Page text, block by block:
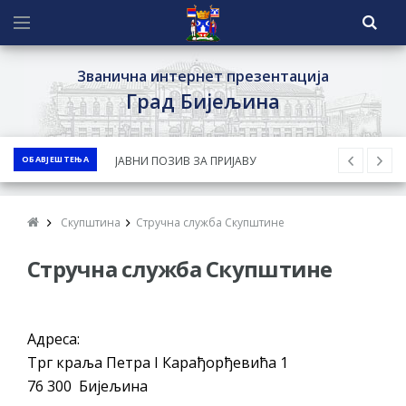
Званична интернет презентација
Град Бијељина
ОБАВЈЕШТЕЊА
ЈАВНИ ПОЗИВ ЗА ПРИЈАВУ
НЕПРОПИСНОГ ОДЛАГАЊА ОТПАДА УЗ
БЕСПОВРАТНИХ СРЕДСТАВА ЗА
СУФИНАНСИРАЊЕ КУПОВИНЕ СЕОСКЕ
Обавјештење за предузетника - Ненад
Нукић
Скупштина Стручна служба Скупштине
Стручна служба Скупштине
Адреса:
Трг краља Петра I Карађорђевића 1
76 300 Бијељина